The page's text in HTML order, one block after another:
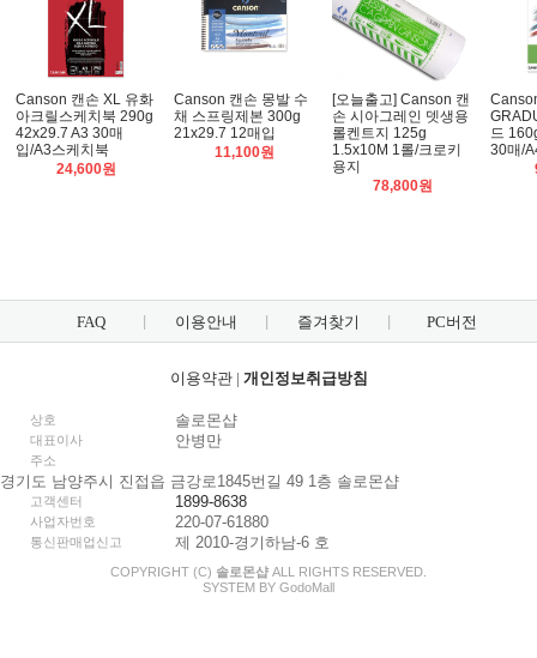
Canson 캔손 XL 유화
아크릴스케치북 290g
42x29.7 A3 30매
입/A3스케치북
24,600원
Canson 캔손 몽발 수
채 스프링제본 300g
21x29.7 12매입
11,100원
[오늘출고] Canson 캔
손 시아그레인 뎃생용
롤켄트지 125g
1.5x10M 1롤/크로키
용지
78,800원
드
30매/
FAQ 이용안내 즐겨찾기 PC버전
이용약관| 개인정보취급방침
상호 솔로몬샵
대표이사 안병만
주소
경기도 남양주시 진접읍 금강로1845번길 49 1층 솔로몬샵
고객센터 1899-8638
사업자번호 220-07-61880
통신판매업신고 제 2010-경기하남-6 호
COPYRIGHT (C) 솔로몬샵 ALL RIGHTS RESERVED.
SYSTEM BY GodoMall